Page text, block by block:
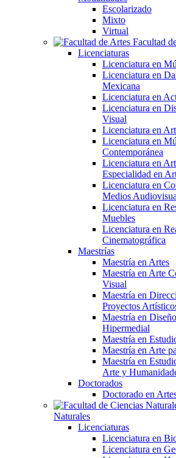
Escolarizado
Mixto
Virtual
Facultad
Licenciaturas
Licenciatura en
Licenciatura en
Mexicana
Licenciatura en
Licenciatura en
Visual
Licenciatura en
Licenciatura en
Contemporánea
Licenciatura en
Especialidad en
Licenciatura en
Medios
Licenciatura en
Muebles
Licenciatura en
Cinematográfica
Maestrías
Maestría en Artes
Maestría en Arte
Visual
Maestría en
Proyectos
Maestría en
Hipermedial
Maestría en
Maestría en Arte
Maestría en
Arte y
Doctorados
Doctorado en
Naturales
Licenciaturas
Licenciatura en
Licenciatura en